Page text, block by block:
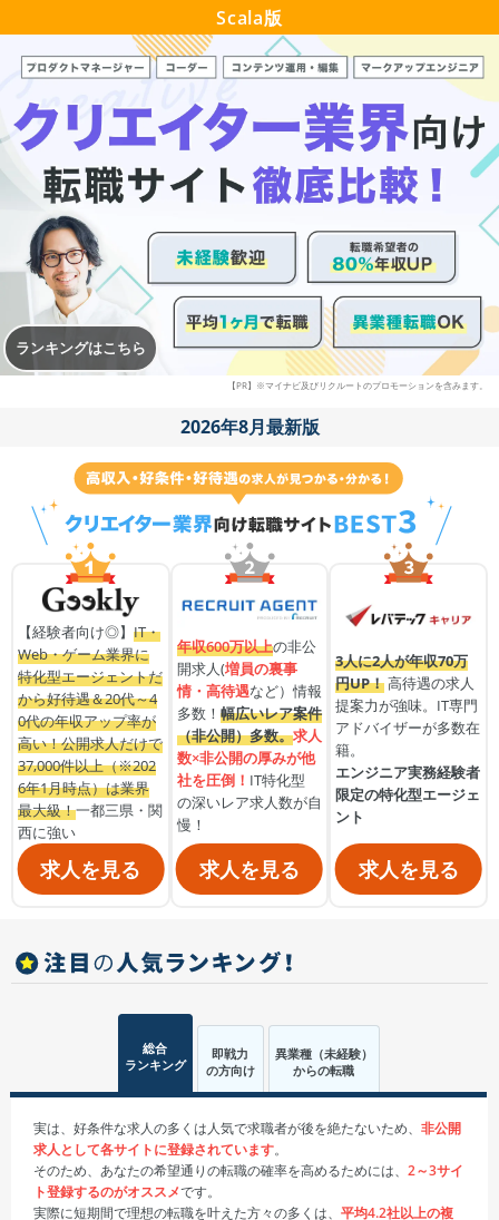
Scala版
ランキングはこちら
【PR】※マイナビ及びリクルートのプロモーションを含みます。
2026年8月最新版
【経験者向け◎】 IT・
Web・ゲーム業界に
特化型エージェントだ
から好待遇＆20代～4
0代の年収アップ率が
高い！公開求人だけで
37,000件以上（※202
6年1月時点）は業界
最大級！一都三県・関
西に強い
求人を見る
年収600万以上の非公
開求人(増員の裏事
情・高待遇など）情報
多数！ 幅広いレア案件
（非公開）多数。求人
数×非公開の厚みが他
社を圧倒！ IT特化型
の深いレア求人数が自
慢！
求人を見る
3人に2人が年収70万
円UP！高待遇の求人
提案力が強味。IT専門
アドバイザーが多数在
籍。
エンジニア実務経験者
限定の特化型エージェ
ント
求人を見る
総合
ランキング
即戦力
の方向け
異業種（未経験）
からの転職
実は、好条件な求人の多くは人気で求職者が後を絶たないため、 非公開
求人として各サイトに登録されています。
そのため、あなたの希望通りの転職の確率を高めるためには、 2～3サイ
ト登録するのがオススメです。
実際に短期間で理想の転職を叶えた方々の多くは、 平均4.2社以上の複